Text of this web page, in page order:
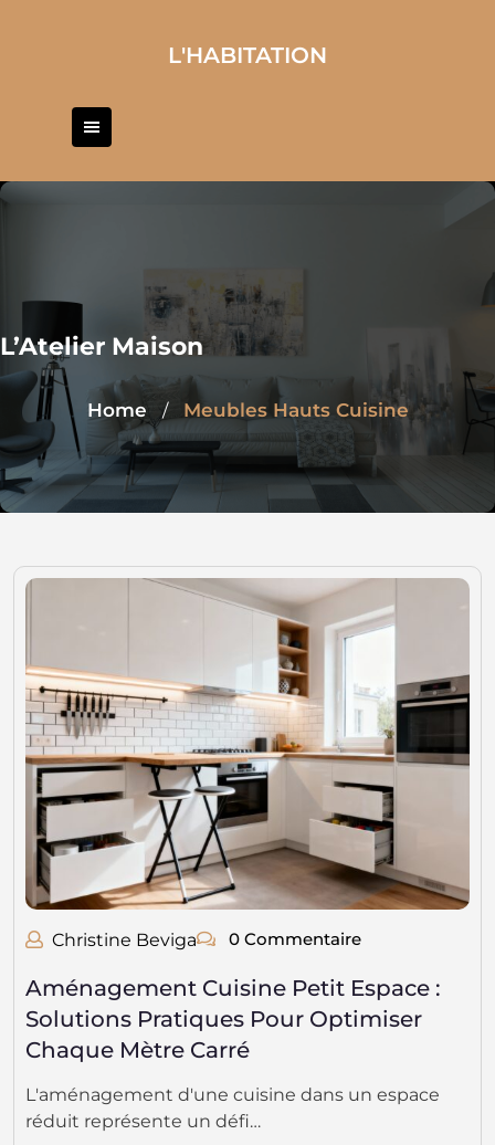
L'HABITATION
L’Atelier Maison
Home / Meubles Hauts Cuisine
Christine Beviga 0 Commentaire
Aménagement Cuisine Petit Espace :
Solutions Pratiques Pour Optimiser
Chaque Mètre Carré
L'aménagement d'une cuisine dans un espace
réduit représente un défi…